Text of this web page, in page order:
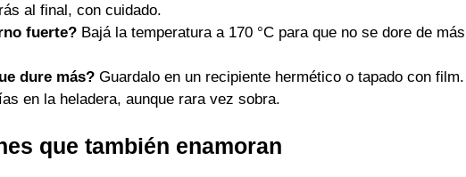
al final, con cuidado.
fuerte? Bajá la temperatura a 170 °C para que no se dore de más
dure más? Guardalo en un recipiente hermético o tapado con film.
en la heladera, aunque rara vez sobra.
que también enamoran